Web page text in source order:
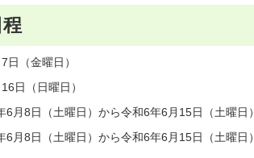
日（金曜日）
日（日曜日）
6月8日（土曜日）から令和6年6月15日（土曜日）
6月8日（土曜日）から令和6年6月15日（土曜日）